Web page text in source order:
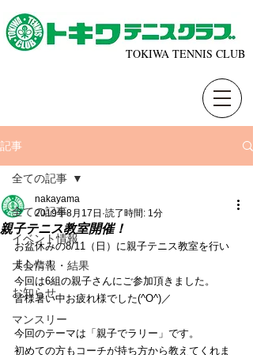
TOKIWA TENNIS CLUB
記事
全ての記事
イベント情報
大会情報・結果
お知らせ
マンスリー
全ての記事
親子テニス教室開催！
nakayama
2019年8月17日 読了時間: 1分
お盆休みの8/11（日）に親子テニス教室を行い
ました！
今回は6組の親子さんにご参加頂きました。
皆様暑い中お疲れ様でした(^O^)／
今回のテーマは「親子でラリー」です。
初めての方もコーチが持ち方から教えてくれま